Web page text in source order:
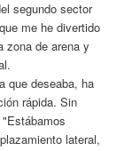
segundo sector
me he divertido
zona de arena y
que deseaba, ha
rápida. Sin
lateral,